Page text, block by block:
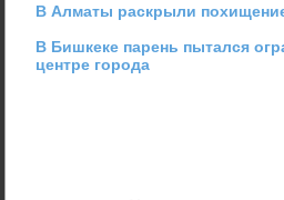
В Алматы раскрыли
В Бишкеке парень пытался
центре города